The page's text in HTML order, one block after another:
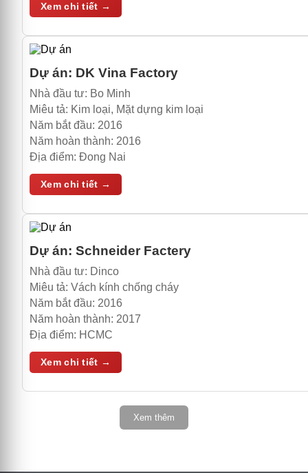
Xem chi tiết →
Dự án: DK Vina Factory
Nhà đầu tư: Bo Minh
Miêu tả: Kim loại, Mặt dựng kim loại
Năm bắt đầu: 2016
Năm hoàn thành: 2016
Địa điểm: Đong Nai
Xem chi tiết →
Dự án: Schneider Factery
Nhà đầu tư: Dinco
Miêu tả: Vách kính chống cháy
Năm bắt đầu: 2016
Năm hoàn thành: 2017
Địa điểm: HCMC
Xem chi tiết →
Xem thêm